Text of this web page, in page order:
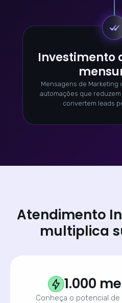
Investimento
Mensagens de Marketing
automações que
convertem leads
Atendimento
multiplica
1.000
Conheça o potencial